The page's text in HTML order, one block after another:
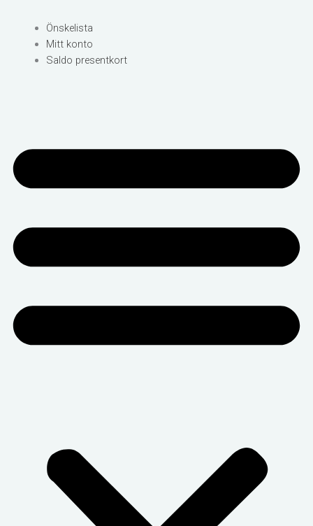
Önskelista
Mitt konto
Saldo presentkort